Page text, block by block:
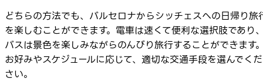
どちらの方法でも、バルセロナからシッチェスへの日帰り旅
を楽しむことができます。電車は速くて便利な選択肢であり
バスは景色を楽しみながらのんびり旅行することができます
お好みやスケジュールに応じて、適切な交通手段を選んでくだ
さい。